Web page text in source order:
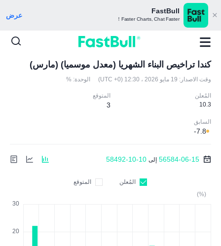
FastBull
Faster Charts, Chat Faster！ عرض
كندا تراخيص البناء الشهريا (معدل موسميا) (مارس)
وقت الاصدار: 19 مايو 2026 ، 12:30 (UTC +0) الوحدة: %
المُعلن
10.3
المتوقع
3
السابق
-7.8
56584-06-15 إلى 58492-10-10
المُعلن
المتوقع
(%)